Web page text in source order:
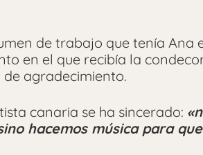
de trabajo que tenía Ana
en el que recibía la
de agradecimiento.
canaria se ha sincerado:
hacemos música para